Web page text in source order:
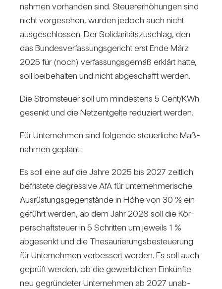
nahmen vor­handen sind. Steu­er­erhö­hungen sind
nicht vor­ge­sehen, wurden jedoch auch nicht
aus­ge­schlossen. Der Soli­da­ri­täts­zu­schlag, den
das Bun­des­ver­fas­sungs­ge­richt erst Ende März
2025 für (noch) ver­fas­sungs­gemäß erklärt hatte,
soll bei­be­halten und nicht abge­schafft werden.
Die Strom­steuer soll um min­des­tens 5 Cent/​KWh
gesenkt und die Netz­ent­gelte redu­ziert werden.
Für Unter­nehmen sind fol­gende steu­er­liche Maß­
nahmen geplant:
Es soll eine auf die Jahre 2025 bis 2027 zeit­lich
befris­tete degres­sive AfA für unter­neh­me­ri­sche
Aus­rüs­tungs­ge­gen­stände in Höhe von 30 % ein­
ge­führt werden, ab dem Jahr 2028 soll die Kör­
per­schaft­steuer in 5 Schritten um jeweils 1 %
abge­senkt und die The­sau­ri­e­rungs­be­steue­rung
für Unter­nehmen ver­bes­sert werden. Es soll auch
geprüft werden, ob die gewerb­li­chen Ein­künfte
neu gegrün­deter Unter­nehmen ab 2027 unab­